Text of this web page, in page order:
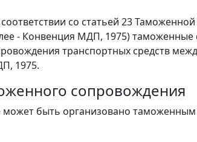
со статьей 23
- Конвенция МДП, 1975)
транспортных средств
1975.
сопровождения
быть организовано